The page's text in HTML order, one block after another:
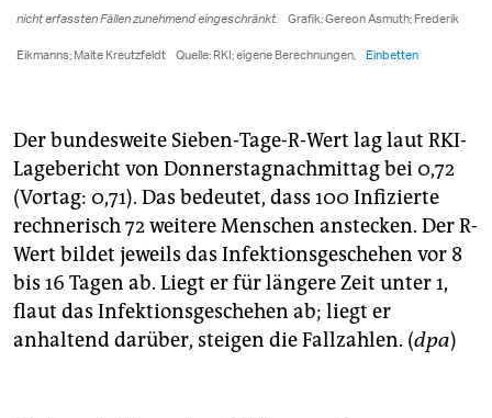
Der bundesweite Sieben-Tage-R-Wert lag laut RKI-
Lagebericht von Donnerstagnachmittag bei 0,72
(Vortag: 0,71). Das bedeutet, dass 100 Infizierte
rechnerisch 72 weitere Menschen anstecken. Der R-
Wert bildet jeweils das Infektionsgeschehen vor 8
bis 16 Tagen ab. Liegt er für längere Zeit unter 1,
flaut das Infektionsgeschehen ab; liegt er
anhaltend darüber, steigen die Fallzahlen. (dpa)